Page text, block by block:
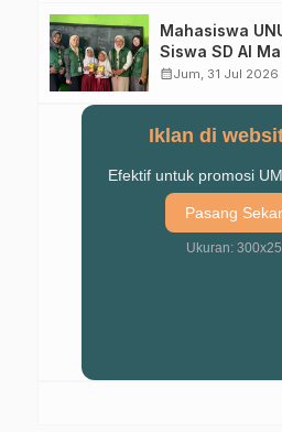
Mahasiswa UNU Pasuruan Ajak
Siswa SD Al
Kuasai
calendar_monthJum, 31 Jul 2026
Iklan di
Efektif untuk promosi
Pasang
Ukuran: